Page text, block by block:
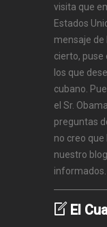
visita que
Estados
mensaje de
cierto, puse
los que
cubano.
el Sr.
preguntas
no creo
nuestro
informados.
El